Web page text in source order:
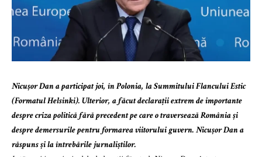
Nicușor Dan a participat joi, în Polonia, la Summitului Flancului Estic
(Formatul Helsinki). Ulterior, a făcut declarații extrem de importante
despre criza politică fără precedent pe care o traversează România și
despre demersurile pentru formarea viitorului guvern. Nicușor Dan a
răspuns și la întrebările jurnaliștilor.